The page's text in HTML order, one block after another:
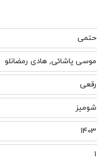
حتمی
موسی پاشائی, هادی رمضانلو
رقعی
شومیز
1403
1